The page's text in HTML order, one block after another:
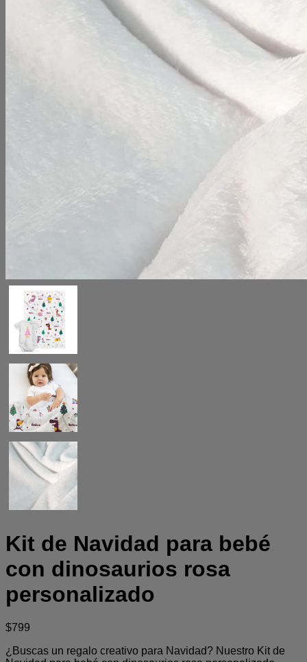
Kit de Navidad para bebé
con dinosaurios rosa
personalizado
$799
¿Buscas un regalo creativo para Navidad? Nuestro Kit de